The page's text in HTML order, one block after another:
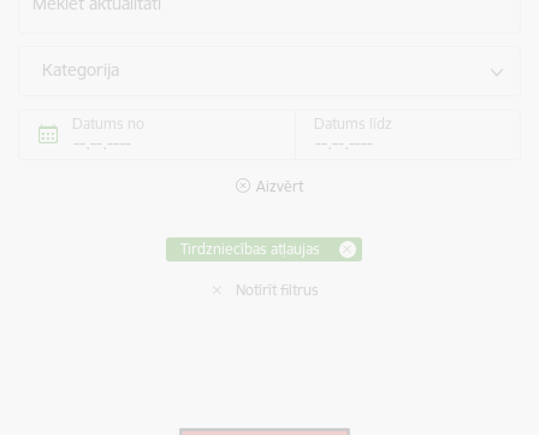
Kategorija
Datums no Datums līdz
Aizvērt
Tirdzniecības atļaujas
Notīrīt filtrus